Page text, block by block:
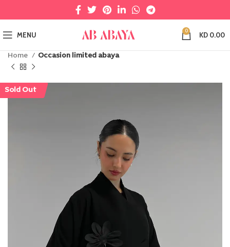
MENU 0 KD0.00
Home Occasion limited abaya
Sold Out